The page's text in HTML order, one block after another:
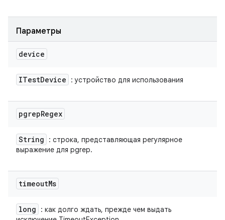
Параметры
device
ITestDevice : устройство для использования
pgrepRegex
String
: строка, представляющая регулярное
выражение для pgrep.
timeoutMs
long
: как долго ждать, прежде чем выдать